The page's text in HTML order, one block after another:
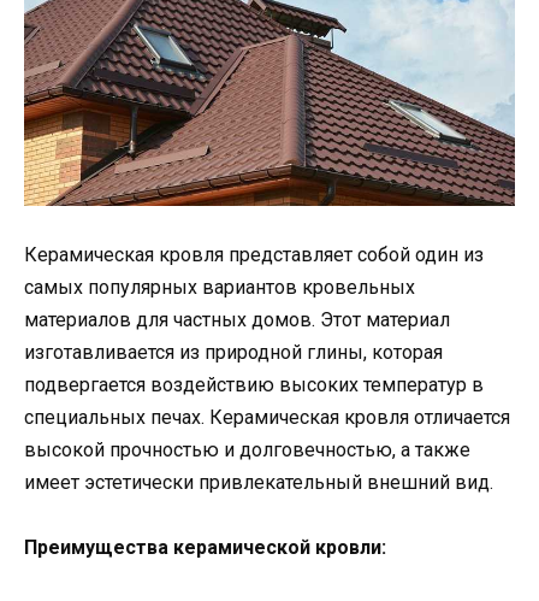
Керамическая кровля представляет собой один из
самых популярных вариантов кровельных
материалов для частных домов. Этот материал
изготавливается из природной глины, которая
подвергается воздействию высоких температур в
специальных печах. Керамическая кровля отличается
высокой прочностью и долговечностью, а также
имеет эстетически привлекательный внешний вид.
Преимущества керамической кровли: